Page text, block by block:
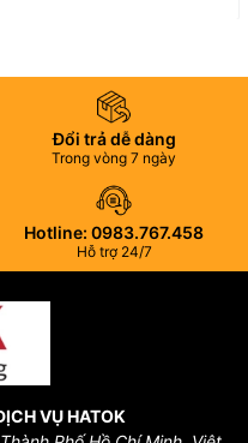
Đổi trả dễ dàng
Trong vòng 7 ngày
Hotline: 0983.767.458
Hỗ trợ 24/7
VỤ HATOK